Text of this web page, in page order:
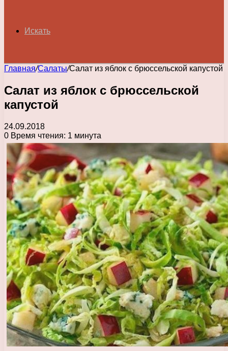
Искать
Главная/Салаты/Салат из яблок с брюссельской капустой
Салат из яблок с брюссельской
капустой
24.09.2018
0 Время чтения: 1 минута